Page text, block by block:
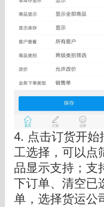
4. 点击订货开始
工选择，可以点
品显示支持；支
下订单、清空已
单，选择货运公